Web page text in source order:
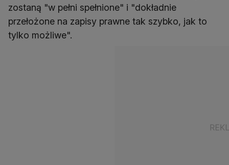
zostaną "w pełni spełnione" i "dokładnie
przełożone na zapisy prawne tak szybko, jak to
tylko możliwe".